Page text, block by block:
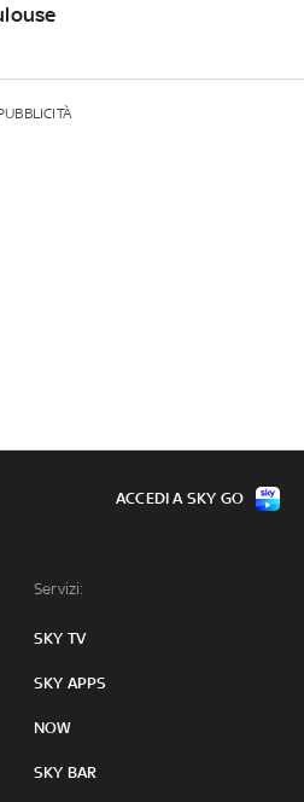
Servizi:
SKY TV
SKY APPS
NOW
SKY BAR
ACCEDI A SKY GO